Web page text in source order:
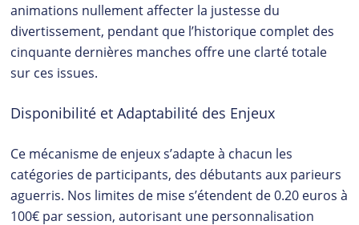
animations nullement affecter la justesse du
divertissement, pendant que l’historique complet des
cinquante dernières manches offre une clarté totale
sur ces issues.
Disponibilité et Adaptabilité des Enjeux
Ce mécanisme de enjeux s’adapte à chacun les
catégories de participants, des débutants aux parieurs
aguerris. Nos limites de mise s’étendent de 0.20 euros à
100€ par session, autorisant une personnalisation